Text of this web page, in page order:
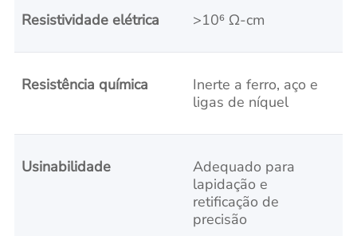
Resistividade elétrica >10⁶ Ω-cm
Resistência química
Inerte a ferro, aço e
ligas de níquel
Usinabilidade
Adequado para
lapidação e
retificação de
precisão